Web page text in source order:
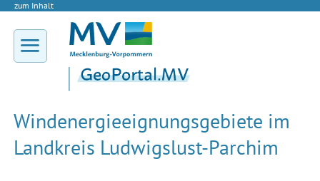
zum Inhalt
Windenergieeignungsgebiete im
Landkreis Ludwigslust-Parchim